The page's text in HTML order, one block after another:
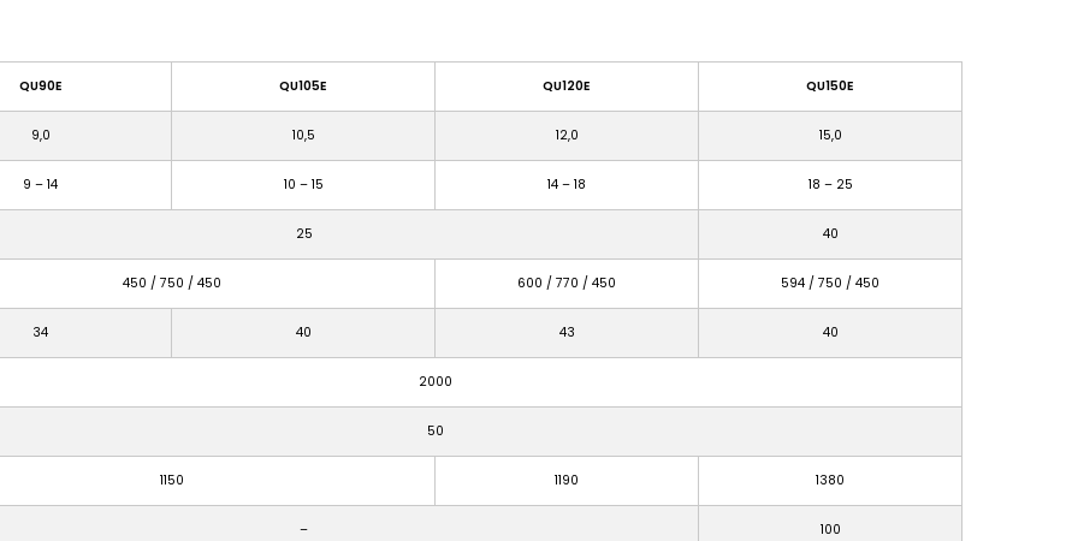
QU90E QU105E QU120E QU150E
9,0 10,5 12,0 15,0
9 – 14 10 – 15 14 – 18 18 – 25
25 40
450 / 750 / 450 600 / 770 / 450 594 / 750 / 450
34 40 43 40
2000
50
1150 1190 1380
– 100